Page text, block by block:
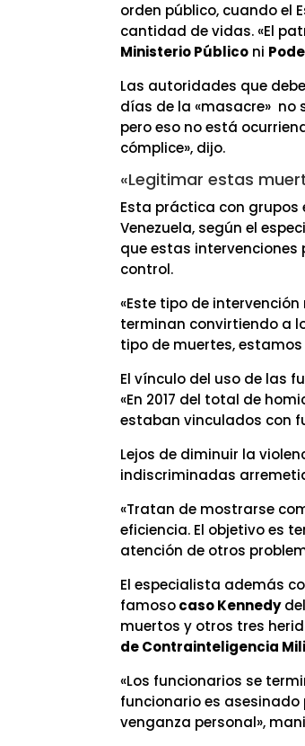
orden público, cuando el
cantidad de vidas. «El
Ministerio Público ni
Las autoridades que
días de la «masacre» no
pero eso no está
cómplice», dijo.
«Legitimar estas
Esta práctica con grupos
Venezuela, según el
que estas intervenciones
control.
«Este tipo de
terminan convirtiendo a
tipo de muertes,
El vínculo del uso de las
«En 2017 del total de
estaban vinculados con
Lejos de diminuir la
indiscriminadas
«Tratan de mostrarse
eficiencia. El objetivo es
atención de otros
El especialista además
famosocaso Kennedy
muertos y otros tres
de Contrainteligencia
«Los funcionarios se
funcionario es
venganza personal»,